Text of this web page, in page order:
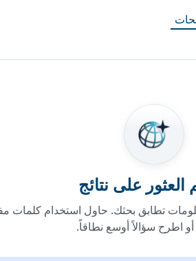
العثور على نتائج
تطابق بحثك. حاول استخدام كلمات
أو اطرح سؤالاً أوسع نطاقاً.